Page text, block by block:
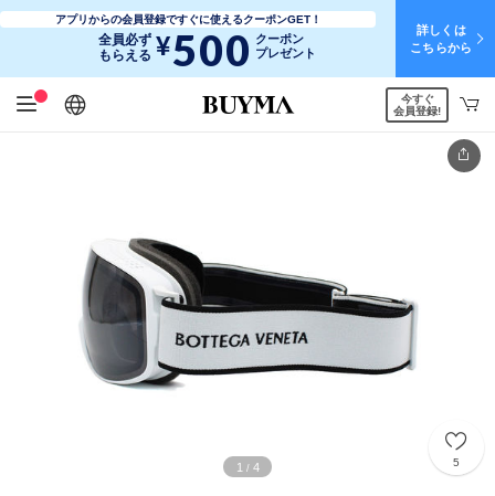
アプリからの会員登録ですぐに使えるクーポンGET！
全員必ず
もらえる ¥500 クーポン
プレゼント
詳しくは
こちらから
日本語
English
简体中文
繁體中文
今すぐ
会員登録!
1 / 4 5